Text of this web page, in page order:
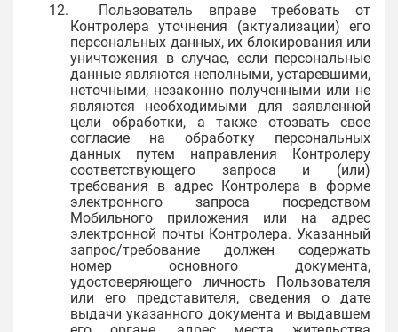
12. Пользователь вправе требовать от
Контролера уточнения (актуализации) его
персональных данных, их блокирования или
уничтожения в случае, если персональные
данные являются неполными, устаревшими,
неточными, незаконно полученными или не
являются необходимыми для заявленной
цели обработки, а также отозвать свое
согласие на обработку персональных
данных путем направления Контролеру
соответствующего запроса и (или)
требования в адрес Контролера в форме
электронного запроса посредством
Мобильного приложения или на адрес
электронной почты Контролера. Указанный
запрос/требование должен содержать
номер основного документа,
удостоверяющего личность Пользователя
или его представителя, сведения о дате
выдачи указанного документа и выдавшем